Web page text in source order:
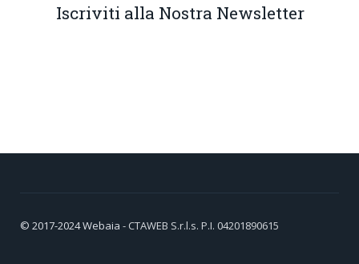
Iscriviti alla Nostra Newsletter
© 2017-2024Webaia - CTAWEB S.r.l.s. P.I. 04201890615